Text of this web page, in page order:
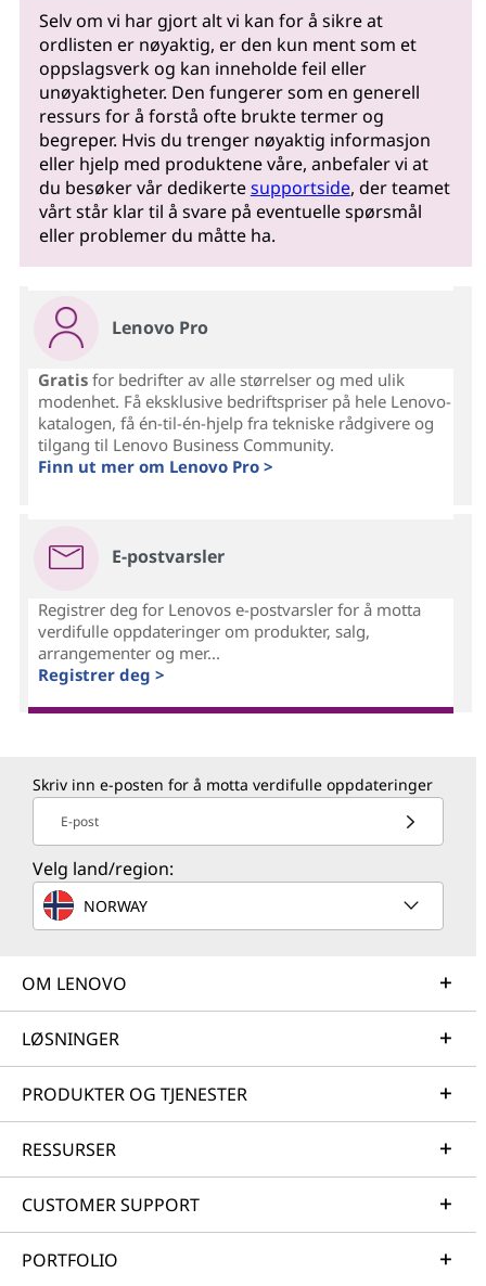
Selv om vi har gjort alt vi kan for å sikre at
ordlisten er nøyaktig, er den kun ment som et
oppslagsverk og kan inneholde feil eller
unøyaktigheter. Den fungerer som en generell
ressurs for å forstå ofte brukte termer og
begreper. Hvis du trenger nøyaktig informasjon
eller hjelp med produktene våre, anbefaler vi at
du besøker vår dedikertesupportside, der teamet
vårt står klar til å svare på eventuelle spørsmål
eller problemer du måtte ha.
Lenovo Pro
Gratisfor bedrifter av alle størrelser og med ulik
modenhet. Få eksklusive bedriftspriser på hele Lenovo-
katalogen, få én-til-én-hjelp fra tekniske rådgivere og
tilgang til Lenovo Business Community.
Finn ut mer om Lenovo Pro >
E-postvarsler
Registrer deg for Lenovos e-postvarsler for å motta
verdifulle oppdateringer om produkter, salg,
arrangementer og mer...
Registrer deg >
Skriv inn e-posten for å motta verdifulle oppdateringer
E-post
Velg land/region:
NORWAY
OM LENOVO
LØSNINGER
PRODUKTER OG TJENESTER
RESSURSER
CUSTOMER SUPPORT
PORTFOLIO